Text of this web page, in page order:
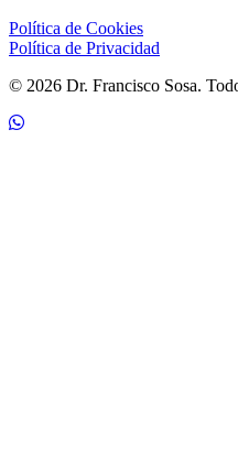
Política de Cookies
Política de Privacidad
© 2026 Dr. Francisco Sosa.